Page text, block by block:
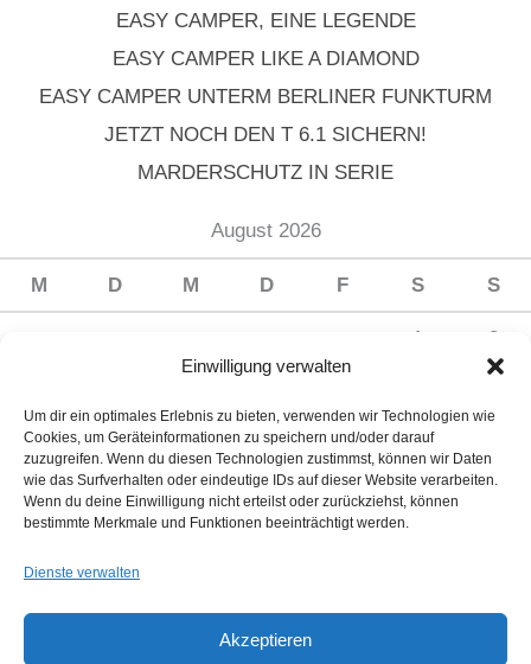
Einwilligung verwalten
Um dir ein optimales Erlebnis zu bieten, verwenden wir Technologien wie
Cookies, um Geräteinformationen zu speichern und/oder darauf
zuzugreifen. Wenn du diesen Technologien zustimmst, können wir Daten
wie das Surfverhalten oder eindeutige IDs auf dieser Website verarbeiten.
Wenn du deine Einwilligung nicht erteilst oder zurückziehst, können
bestimmte Merkmale und Funktionen beeinträchtigt werden.
Dienste verwalten
Akzeptieren
EASY CAMPER, EINE LEGENDE
EASY CAMPER LIKE A DIAMOND
EASY CAMPER UNTERM BERLINER FUNKTURM
JETZT NOCH DEN T 6.1 SICHERN!
MARDERSCHUTZ IN SERIE
August 2026
M D M D F S S
1
2
6
9
10
11 12 13 14 15
16
17
18 19 20 21 22
23
24
25 26 27 28 29
« Juli